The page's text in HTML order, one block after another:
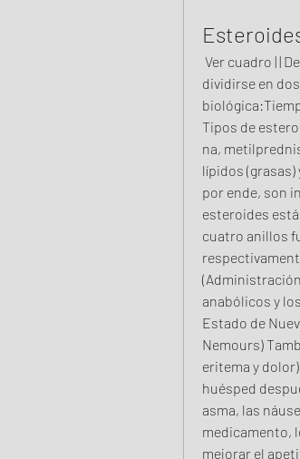
dividirse en
Tipos de
na,
lípidos
por ende, son
esteroides
cuatro anillos
anabólicos y
Estado de
Nemours)
eritema y
huésped
asma, las
medicamento,
mejorar el